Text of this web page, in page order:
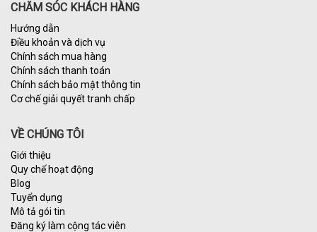
CHĂM SÓC KHÁCH HÀNG
Hướng dẫn
Điều khoản và dịch vụ
Chính sách mua hàng
Chính sách thanh toán
Chính sách bảo mật thông tin
Cơ chế giải quyết tranh chấp
VỀ CHÚNG TÔI
Giới thiệu
Quy chế hoạt động
Blog
Tuyển dụng
Mô tả gói tin
Đăng ký làm cộng tác viên